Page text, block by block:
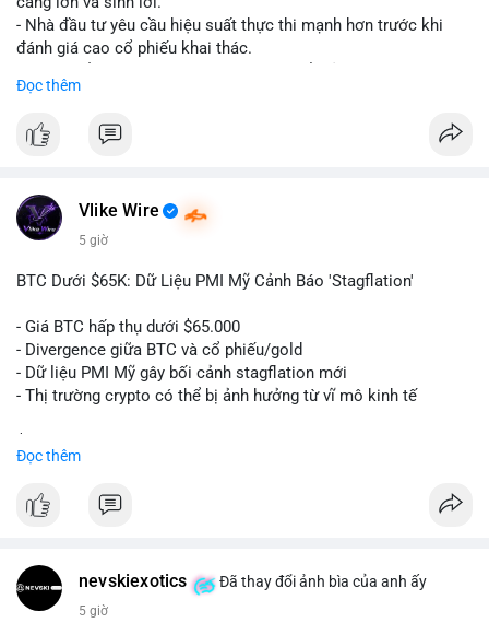
cảm xúc khi chưa xác nhận được dòng tiền vào sàn.
#59dot84btc #taicocautaisan
#mempooltheodoi
- Nhà đầu tư yêu cầu hiệu suất thực thi mạnh hơn trước khi
đánh giá cao cổ phiếu khai thác.
- Thị trường cần thấy kết quả thực tế từ các dự án AI mới.
#binancesquare
#vlikevn #titanbot
📰 Nguồn: Cointelegraph
Đọc thêm
Vlike Wire
5 giờ
BTC Dưới $65K: Dữ Liệu PMI Mỹ Cảnh Báo 'Stagflation'
- Giá BTC hấp thụ dưới $65.000
- Divergence giữa BTC và cổ phiếu/gold
- Dữ liệu PMI Mỹ gây bối cảnh stagflation mới
- Thị trường crypto có thể bị ảnh hưởng từ vĩ mô kinh tế
Đọc thêm
nevskiexotics Đã thay đổi ảnh bìa của anh ấy
5 giờ